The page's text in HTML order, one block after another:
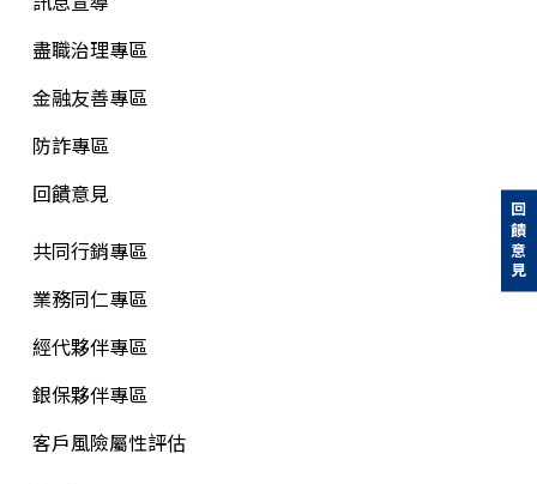
盡職治理專區
金融友善專區
防詐專區
回饋意見
共同行銷專區
業務同仁專區
經代夥伴專區
銀保夥伴專區
客戶風險屬性評估
回饋意見